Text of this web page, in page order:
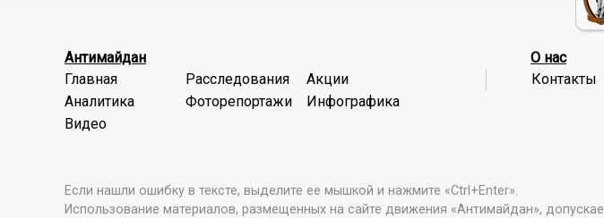
Антимайдан
Главная
Расследования
Акции
Аналитика
Фоторепортажи
Инфографика
Видео
О нас
Контакты
Если нашли ошибку в тексте, выделите ее мышкой и нажмите «Ctrl+Enter».
Использование материалов, размещенных на сайте движения «Антимайдан»,